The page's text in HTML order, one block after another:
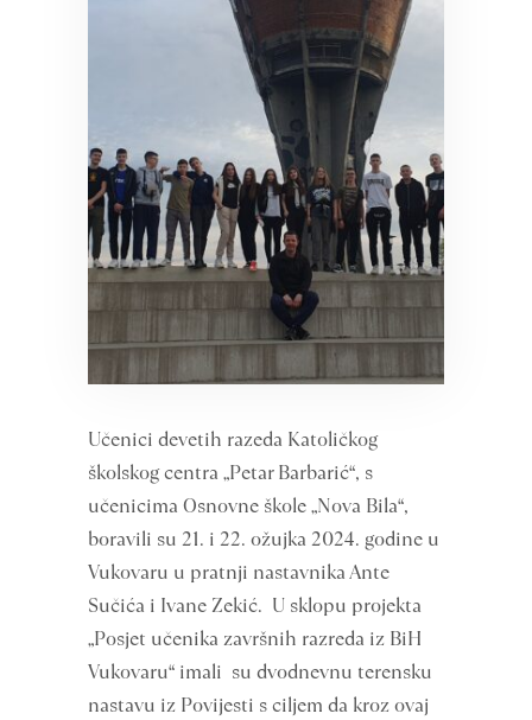
Učenici devetih razeda Katoličkog
školskog centra „Petar Barbarić“, s
učenicima Osnovne škole „Nova Bila“,
boravili su 21. i 22. ožujka 2024. godine u
Vukovaru u pratnji nastavnika Ante
Sučića i Ivane Zekić. U sklopu projekta
„Posjet učenika završnih razreda iz BiH
Vukovaru“ imali su dvodnevnu terensku
nastavu iz Povijesti s ciljem da kroz ovaj